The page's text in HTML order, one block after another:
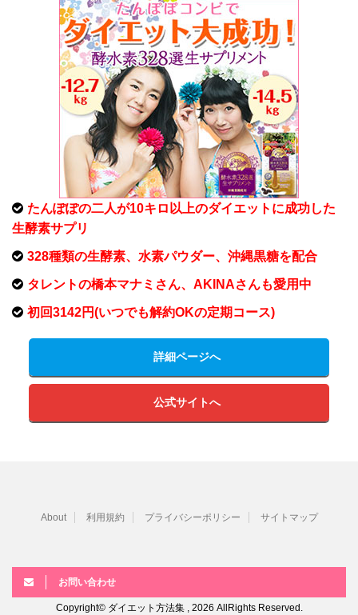
たんぽぽの二人が10キロ以上のダイエットに成功した
生酵素サプリ
328種類の生酵素、水素パウダー、沖縄黒糖を配合
タレントの橋本マナミさん、AKINAさんも愛用中
初回3142円(いつでも解約OKの定期コース)
詳細ページへ
公式サイトへ
About 利用規約 プライバシーポリシー サイトマップ
お問い合わせ
Copyright© ダイエット方法集 , 2026 AllRights Reserved.